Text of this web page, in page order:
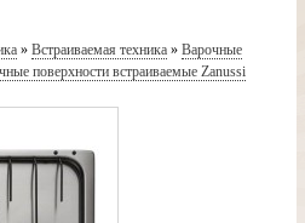
» Встраиваемая техника» Варочные
поверхности встраиваемые Zanussi